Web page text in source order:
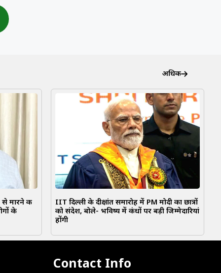
अधिक
मारने की
के
IIT दिल्ली के दीक्षांत समारोह में PM मोदी का छात्रों
को संदेश, बोले- भविष्य में कंधों पर बड़ी जिम्मेदारियां
होंगी
Contact Info